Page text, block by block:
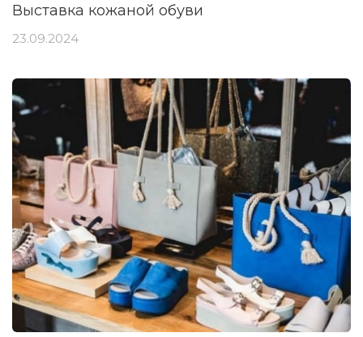
Выставка кожаной обуви
23.09.2024